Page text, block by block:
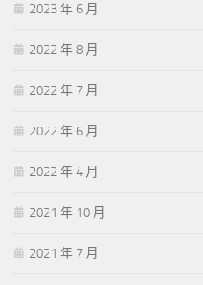
2023 年 6 月
2022 年 8 月
2022 年 7 月
2022 年 6 月
2022 年 4 月
2021 年 10 月
2021 年 7 月